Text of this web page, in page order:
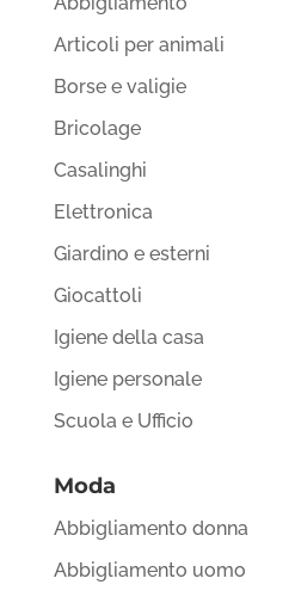
Articoli per animali
Borse e valigie
Bricolage
Casalinghi
Elettronica
Giardino e esterni
Giocattoli
Igiene della casa
Igiene personale
Scuola e Ufficio
Moda
Abbigliamento donna
Abbigliamento uomo